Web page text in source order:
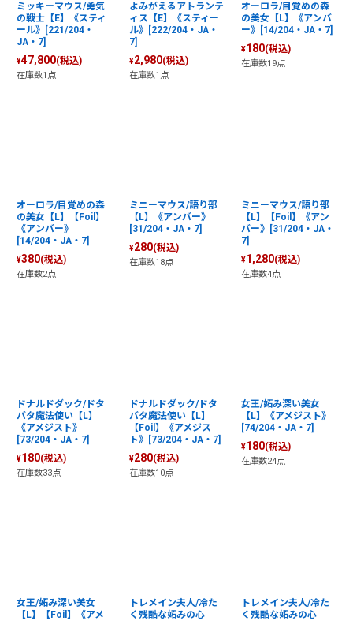
ミッキーマウス/勇気
の戦士【E】《スティ
ール》[221/204・
JA・7]
¥47,800(税込)
在庫数1点
よみがえるアトランテ
ィス【E】《スティー
ル》[222/204・JA・
7]
¥2,980(税込)
在庫数1点
オーロラ/目覚めの森
の美女【L】《アンバ
ー》[14/204・JA・7]
¥180(税込)
在庫数19点
オーロラ/目覚めの森
の美女【L】【Foil】
《アンバー》
[14/204・JA・7]
¥380(税込)
在庫数2点
ミニーマウス/語り部
【L】《アンバー》
[31/204・JA・7]
¥280(税込)
在庫数18点
ミニーマウス/語り部
【L】【Foil】《アン
バー》[31/204・JA・
7]
¥1,280(税込)
在庫数4点
ドナルドダック/ドタ
バタ魔法使い【L】
《アメジスト》
[73/204・JA・7]
¥180(税込)
在庫数33点
ドナルドダック/ドタ
バタ魔法使い【L】
【Foil】《アメジス
ト》[73/204・JA・7]
¥280(税込)
在庫数10点
女王/妬み深い美女
【L】《アメジスト》
[74/204・JA・7]
¥180(税込)
在庫数24点
女王/妬み深い美女
【L】【Foil】《アメ
トレメイン夫人/冷た
く残酷な妬みの心
トレメイン夫人/冷た
く残酷な妬みの心